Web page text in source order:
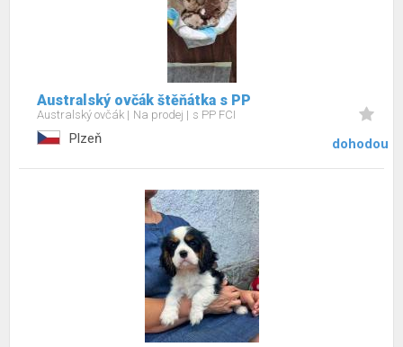
Australský ovčák štěňátka s PP
Australský ovčák Na prodej s PP FCI
Plzeň dohodou